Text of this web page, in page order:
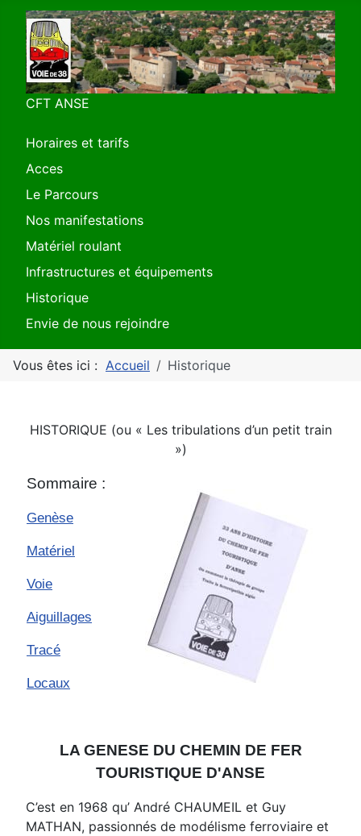
CFT ANSE
Horaires et tarifs
Acces
Le Parcours
Nos manifestations
Matériel roulant
Infrastructures et équipements
Historique
Envie de nous rejoindre
Vous êtes ici : Accueil Historique
HISTORIQUE (ou « Les tribulations d’un petit train
»)
Sommaire :
Genèse
Matériel
Voie
Aiguillages
Tracé
Locaux
LA GENESE DU CHEMIN DE FER
TOURISTIQUE D'ANSE
C’est en 1968 qu’ André CHAUMEIL et Guy
MATHAN, passionnés de modélisme ferroviaire et